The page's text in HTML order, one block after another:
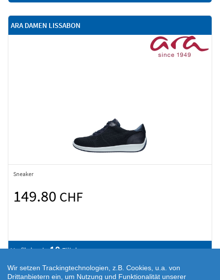
ARA DAMEN LISSABON
Sneaker
149.80 CHF
Verfügbar in10Filialen
Wir setzen Trackingtechnologien, z.B. Cookies, u.a. von
Drittanbietern ein, um Nutzung und Funktionalität unserer